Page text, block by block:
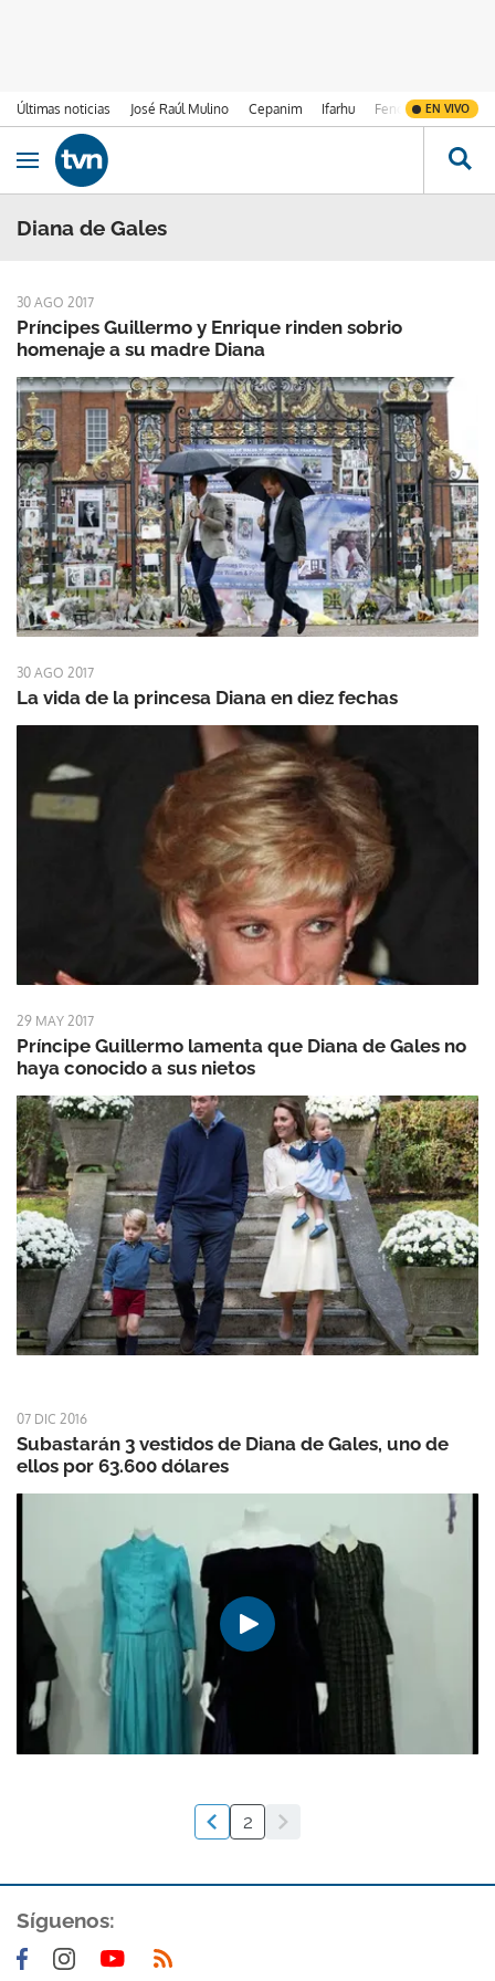
Últimas noticias José Raúl Mulino Cepanim Ifarhu Fenómeno de El
EN VIVO
Ir al contenido
Obrir navegació
Diana de Gales
30 AGO 2017
Príncipes Guillermo y Enrique rinden sobrio
homenaje a su madre Diana
30 AGO 2017
La vida de la princesa Diana en diez fechas
29 MAY 2017
Príncipe Guillermo lamenta que Diana de Gales no
haya conocido a sus nietos
07 DIC 2016
Subastarán 3 vestidos de Diana de Gales, uno de
ellos por 63.600 dólares
2
Síguenos: